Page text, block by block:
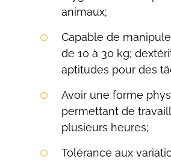
animaux;
Capable de
de 10 à 30 kg;
aptitudes pour des
Avoir une forme
permettant de
plusieurs heures;
Tolérance aux